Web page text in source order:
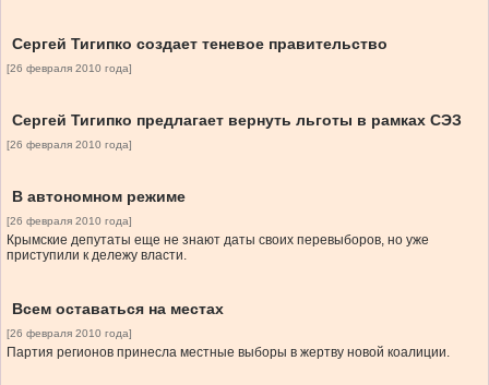
Сергей Тигипко создает теневое правительство
[26 февраля 2010 года]
Сергей Тигипко предлагает вернуть льготы в рамках СЭЗ
[26 февраля 2010 года]
В автономном режиме
[26 февраля 2010 года]
Крымские депутаты еще не знают даты своих перевыборов, но уже
приступили к дележу власти.
Всем оставаться на местах
[26 февраля 2010 года]
Партия регионов принесла местные выборы в жертву новой коалиции.